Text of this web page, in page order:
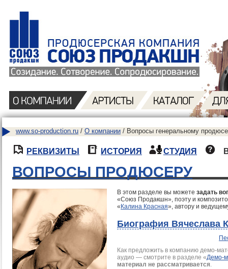
www.so-production.ru / О компании / Вопросы генеральному
РЕКВИЗИТЫ ИСТОРИЯ СТУДИЯ
ВОПРОСЫ ПРОДЮСЕРУ
В этом разделе вы можете задать
«Союз Продакшн», поэту и
«Калина Красная», автору и
Биография Вячеслава
Как предложить в компанию демо-
аудио — смотрите в разделе «Демо-
материал не рассматривается.